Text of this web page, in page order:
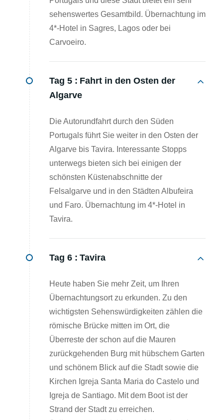
sehenswertes Gesamtbild. Übernachtung im
4*-Hotel in Sagres, Lagos oder bei
Carvoeiro.
Tag 5 : Fahrt in den Osten der
Algarve
Die Autorundfahrt durch den Süden
Portugals führt Sie weiter in den Osten der
Algarve bis Tavira. Interessante Stopps
unterwegs bieten sich bei einigen der
schönsten Küstenabschnitte der
Felsalgarve und in den Städten Albufeira
und Faro. Übernachtung im 4*-Hotel in
Tavira.
Tag 6 : Tavira
Heute haben Sie mehr Zeit, um Ihren
Übernachtungsort zu erkunden. Zu den
wichtigsten Sehenswürdigkeiten zählen die
römische Brücke mitten im Ort, die
Überreste der schon auf die Mauren
zurückgehenden Burg mit hübschem Garten
und schönem Blick auf die Stadt sowie die
Kirchen Igreja Santa Maria do Castelo und
Igreja de Santiago. Mit dem Boot ist der
Strand der Stadt zu erreichen.